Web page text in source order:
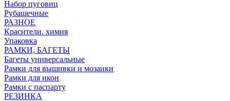
Набор пуговиц
Рубашечные
РАЗНОЕ
Красители. химия
Упаковка
РАМКИ, БАГЕТЫ
Багеты универсальные
Рамки для вышивки и мозаики
Рамки для икон
Рамки с паспарту
РЕЗИНКА